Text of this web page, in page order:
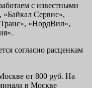
с известными
Сервис»,
«НордВил»,
согласно расценкам
от 800 руб. На
в Москве